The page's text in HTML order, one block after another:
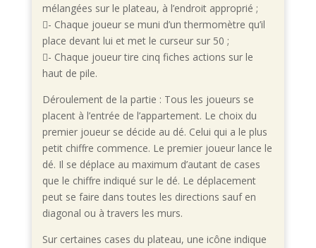
mélangées sur le plateau, à l’endroit approprié ;
- Chaque joueur se muni d’un thermomètre qu’il
place devant lui et met le curseur sur 50 ;
- Chaque joueur tire cinq fiches actions sur le
haut de pile.
Déroulement de la partie : Tous les joueurs se
placent à l’entrée de l’appartement. Le choix du
premier joueur se décide au dé. Celui qui a le plus
petit chiffre commence. Le premier joueur lance le
dé. Il se déplace au maximum d’autant de cases
que le chiffre indiqué sur le dé. Le déplacement
peut se faire dans toutes les directions sauf en
diagonal ou à travers les murs.
Sur certaines cases du plateau, une icône indique